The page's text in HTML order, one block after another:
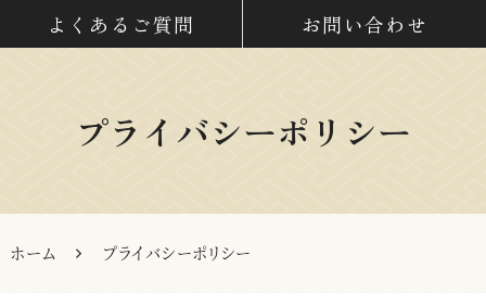
よくあるご質問
お問い合わせ
プライバシーポリシー
ホーム プライバシーポリシー